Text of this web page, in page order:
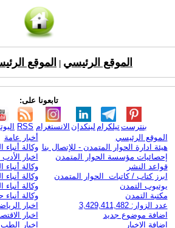
الموقع الرئيسي الموقع
تابعونا على:
RSS الانستغرام لينكدإن تيلكرامبنترست
الموقع الرئيسي
هيئة ادارة الحوار المتمدن - للإتصال بنا
إحصائيات مؤسسة الحوار المتمدن
قواعد النشر
ابرز كتاب / كاتبات الحوار المتمدن
يوتيوب التمدن
مكتبة التمدن
عدد الزوار: 3,429,411,482
اضافة موضوع جديد
اضافة الاخبار
أخبار عامة
وكالة أنباء
اخبار
وكالة أنباء
وكالة أنباء
وكالة أنباء
وكالة
اخبار
اخبار
اخبار الطب